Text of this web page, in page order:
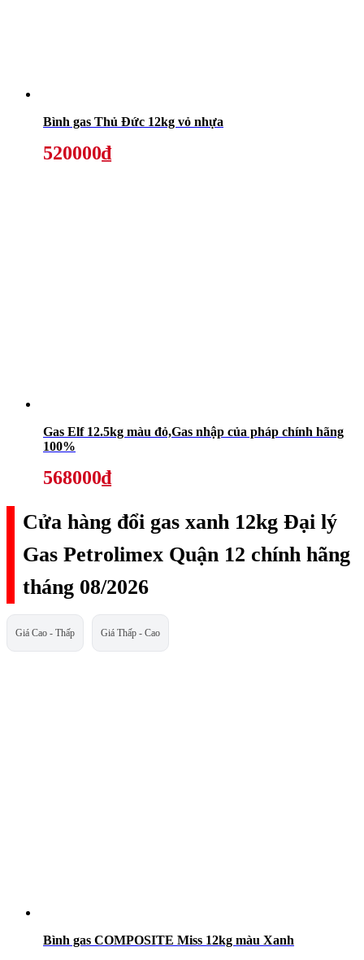
Bình gas Thủ Đức 12kg vỏ nhựa
520000₫
Gas Elf 12.5kg màu đỏ,Gas nhập của pháp chính hãng
100%
568000₫
Cửa hàng đổi gas xanh 12kg Đại lý
Gas Petrolimex Quận 12 chính hãng
tháng 08/2026
Giá Cao - Thấp Giá Thấp - Cao
Bình gas COMPOSITE Miss 12kg màu Xanh